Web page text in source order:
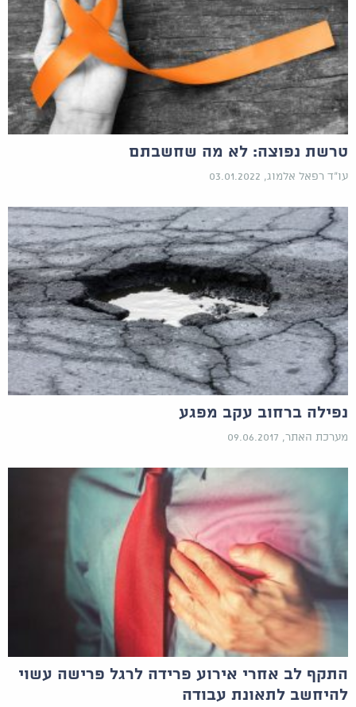
טרשת נפוצה: לא מה שחשבתם
עו"ד רפאל אלמוג, 03.01.2022
נפילה ברחוב עקב מפגע
מערכת האתר, 09.06.2017
התקף לב אחרי אירוע פרידה לרגל פרישה עשוי
להיחשב לתאונת עבודה